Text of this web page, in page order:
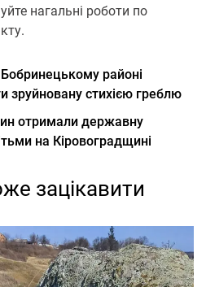
нагальні роботи по
районі
зруйновану стихією греблю
отримали державну
на Кіровоградщині
зацікавити